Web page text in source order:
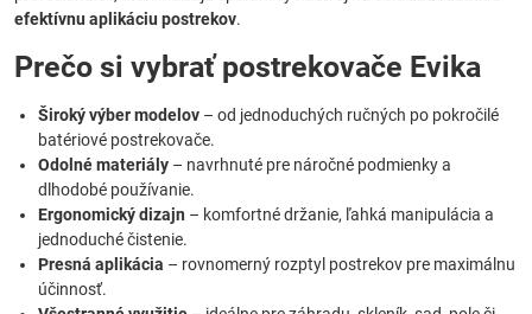
efektívnu aplikáciu postrekov.
Prečo si vybrať postrekovače Evika
Široký výber modelov – od jednoduchých ručných po pokročilé
batériové postrekovače.
Odolné materiály – navrhnuté pre náročné podmienky a
dlhodobé používanie.
Ergonomický dizajn – komfortné držanie, ľahká manipulácia a
jednoduché čistenie.
Presná aplikácia – rovnomerný rozptyl postrekov pre maximálnu
účinnosť.